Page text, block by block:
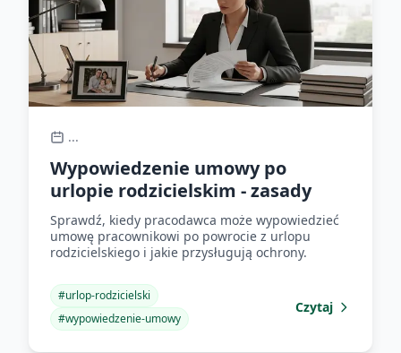
...
Wypowiedzenie umowy po
urlopie rodzicielskim - zasady
Sprawdź, kiedy pracodawca może wypowiedzieć
umowę pracownikowi po powrocie z urlopu
rodzicielskiego i jakie przysługują ochrony.
#urlop-rodzicielski
#wypowiedzenie-umowy
Czytaj